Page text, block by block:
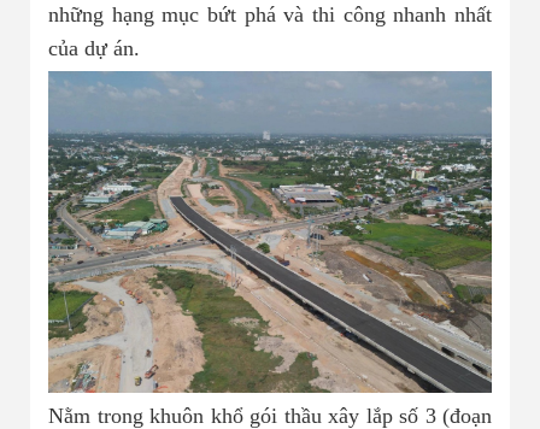
những hạng mục bứt phá và thi công nhanh nhất
của dự án.
Nằm trong khuôn khổ gói thầu xây lắp số 3 (đoạn